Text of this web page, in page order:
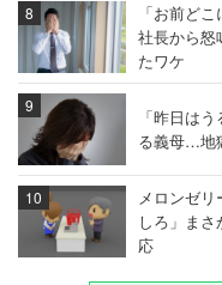
「お前ど
社長から
たワケ
「昨日は
る義母…地
メロンゼ
しろ」ま
応